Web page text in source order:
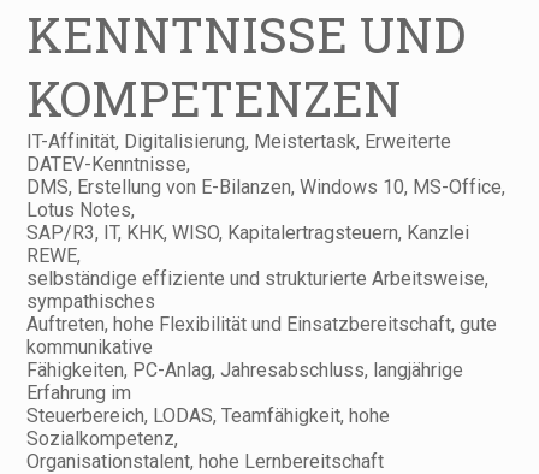
KENNTNISSE UND
KOMPETENZEN
IT-Affinität, Digitalisierung, Meistertask, Erweiterte
DATEV-Kenntnisse,
DMS, Erstellung von E-Bilanzen, Windows 10, MS-Office,
Lotus Notes,
SAP/R3, IT, KHK, WISO, Kapitalertragsteuern, Kanzlei
REWE,
selbständige effiziente und strukturierte Arbeitsweise,
sympathisches
Auftreten, hohe Flexibilität und Einsatzbereitschaft, gute
kommunikative
Fähigkeiten, PC-Anlag, Jahresabschluss, langjährige
Erfahrung im
Steuerbereich, LODAS, Teamfähigkeit, hohe
Sozialkompetenz,
Organisationstalent, hohe Lernbereitschaft